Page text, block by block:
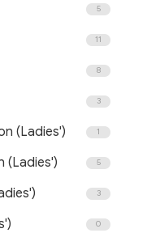
5
11
8
3
(Ladies') 1
(Ladies') 5
3
0